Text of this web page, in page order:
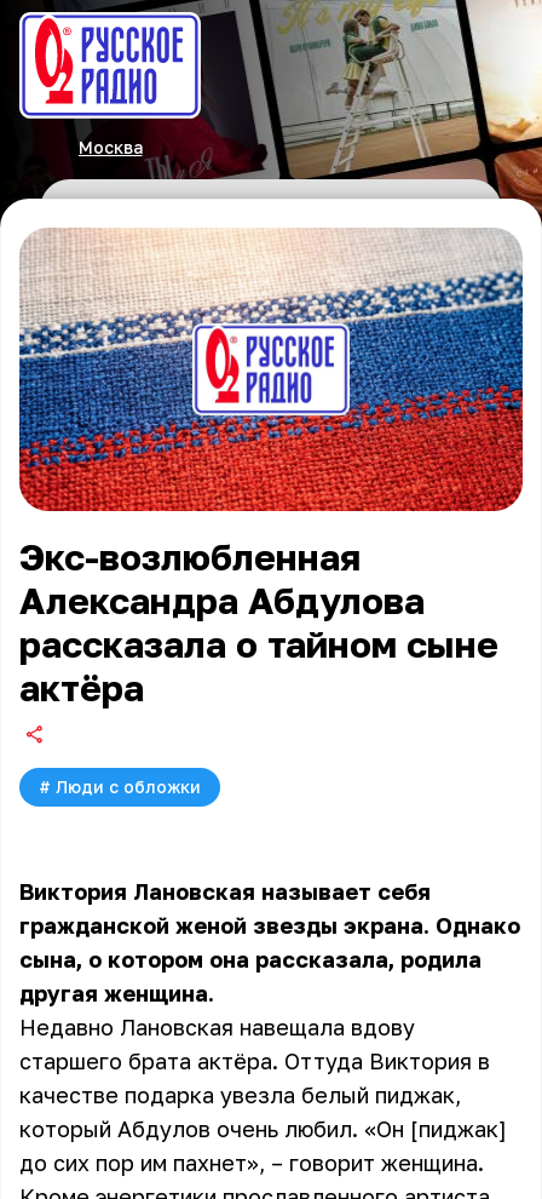
Москва
Экс-возлюбленная
Александра Абдулова
рассказала о тайном сыне
актёра
# Люди с обложки
Виктория Лановская называет себя
гражданской женой звезды экрана. Однако
сына, о котором она рассказала, родила
другая женщина.
Недавно Лановская навещала вдову
старшего брата актёра. Оттуда Виктория в
качестве подарка увезла белый пиджак,
который Абдулов очень любил. «Он [пиджак]
до сих пор им пахнет», – говорит женщина.